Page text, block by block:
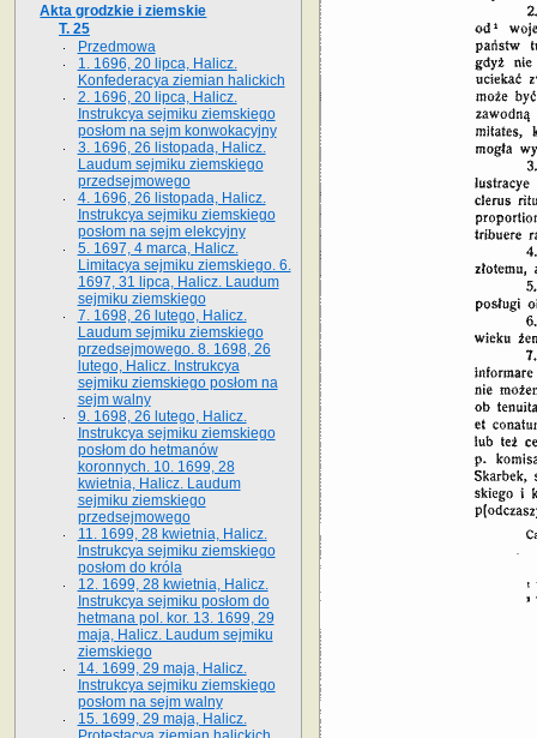
Akta grodzkie i ziemskie
T. 25
Przedmowa
1. 1696, 20 lipca, Halicz.
Konfederacya ziemian halickich
2. 1696, 20 lipca, Halicz.
Instrukcya sejmiku ziemskiego
posłom na sejm konwokacyjny
3. 1696, 26 listopada, Halicz.
Laudum sejmiku ziemskiego
przedsejmowego
4. 1696, 26 listopada, Halicz.
Instrukcya sejmiku ziemskiego
posłom na sejm elekcyjny
5. 1697, 4 marca, Halicz.
Limitacya sejmiku ziemskiego. 6.
1697, 31 lipca, Halicz. Laudum
sejmiku ziemskiego
7. 1698, 26 lutego, Halicz.
Laudum sejmiku ziemskiego
przedsejmowego. 8. 1698, 26
lutego, Halicz. Instrukcya
sejmiku ziemskiego posłom na
sejm walny
9. 1698, 26 lutego, Halicz.
Instrukcya sejmiku ziemskiego
posłom do hetmanów
koronnych. 10. 1699, 28
kwietnia, Halicz. Laudum
sejmiku ziemskiego
przedsejmowego
11. 1699, 28 kwietnia, Halicz.
Instrukcya sejmiku ziemskiego
posłom do króla
12. 1699, 28 kwietnia, Halicz.
Instrukcya sejmiku posłom do
hetmana pol. kor. 13. 1699, 29
maja, Halicz. Laudum sejmiku
ziemskiego
14. 1699, 29 maja, Halicz.
Instrukcya sejmiku ziemskiego
posłom na sejm walny
15. 1699, 29 maja, Halicz.